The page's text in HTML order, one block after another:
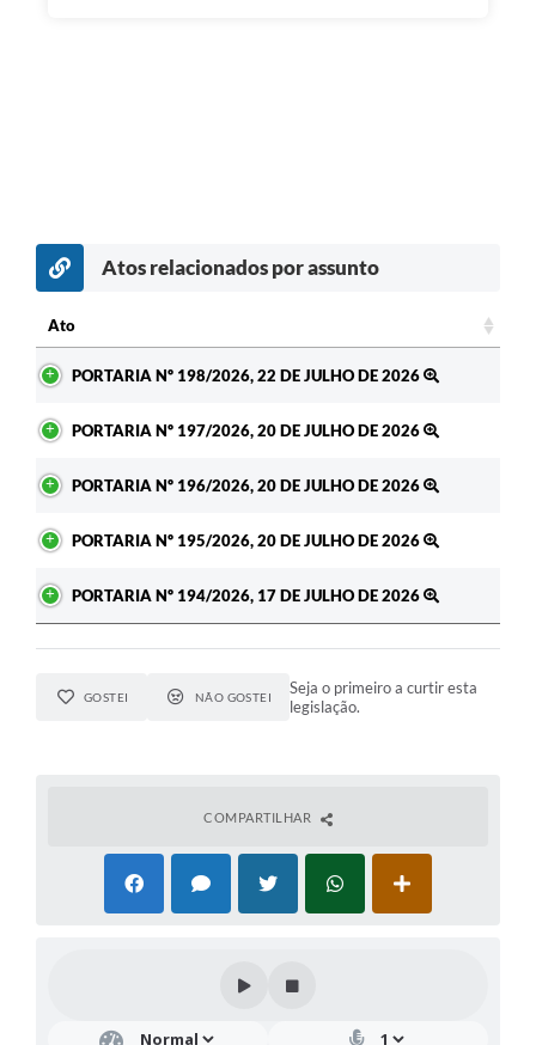
Atos relacionados por assunto
Ato
PORTARIA Nº 198/2026, 22 DE JULHO DE 2026
PORTARIA Nº 197/2026, 20 DE JULHO DE 2026
PORTARIA Nº 196/2026, 20 DE JULHO DE 2026
PORTARIA Nº 195/2026, 20 DE JULHO DE 2026
PORTARIA Nº 194/2026, 17 DE JULHO DE 2026
GOSTEI NÃO GOSTEI
Seja o primeiro a curtir esta
legislação.
COMPARTILHAR